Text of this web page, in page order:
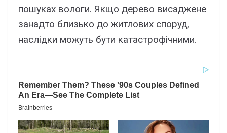
пошуках вологи. Якщо дерево висаджене
занадто близько до житлових споруд,
наслідки можуть бути катастрофічними.